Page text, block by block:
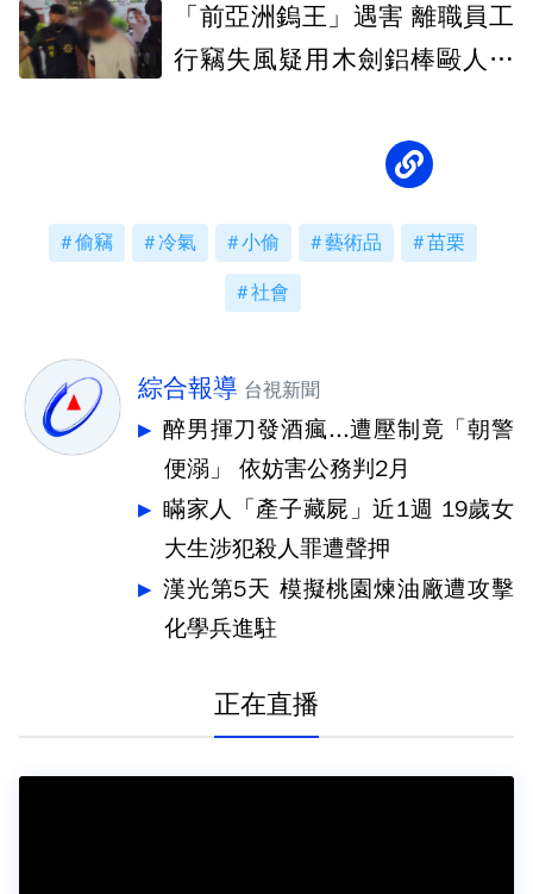
「前亞洲鎢王」遇害 離職員工
行竊失風疑用木劍鋁棒毆人致
偷竊 冷氣 小偷 藝術品 苗栗
社會
綜合報導 台視新聞
醉男揮刀發酒瘋...遭壓制竟「朝警
便溺」 依妨害公務判2月
瞞家人「產子藏屍」近1週 19歲女
大生涉犯殺人罪遭聲押
漢光第5天 模擬桃園煉油廠遭攻擊
化學兵進駐
正在直播